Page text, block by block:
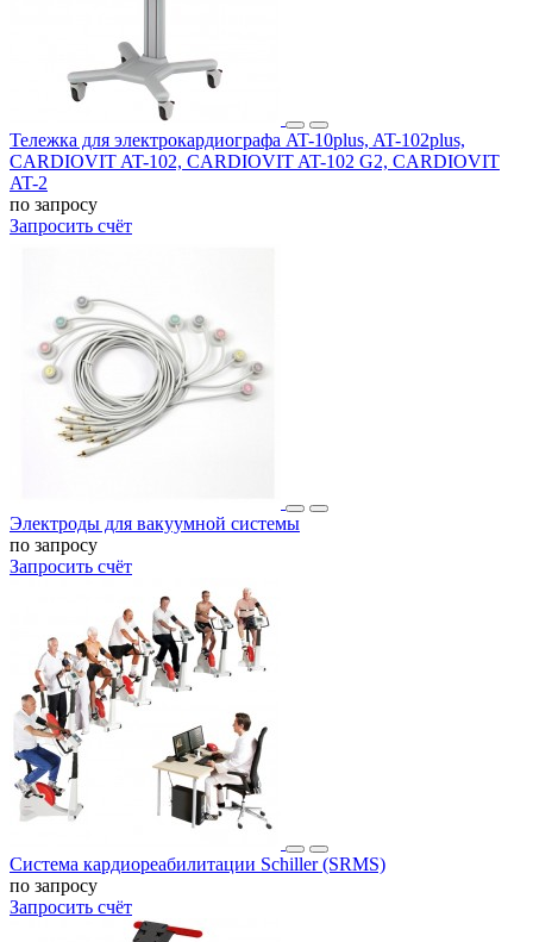
Тележка для электрокардиографа AT-10plus, AT-102plus,
CARDIOVIT AT-102, CARDIOVIT AT-102 G2, CARDIOVIT
AT-2
по запросу
Запросить счёт
Электроды для вакуумной системы
по запросу
Запросить счёт
Система кардиореабилитации Schiller (SRMS)
по запросу
Запросить счёт